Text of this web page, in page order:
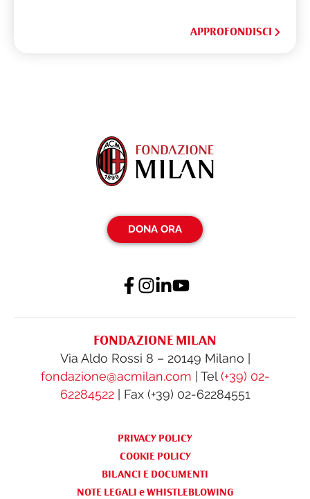
APPROFONDISCI
DONA ORA
FONDAZIONE MILAN
Via Aldo Rossi 8 – 20149 Milano |
fondazione@acmilan.com | Tel(+39) 02-
62284522| Fax (+39) 02-62284551
PRIVACY POLICY
COOKIE POLICY
BILANCI E DOCUMENTI
NOTE LEGALI e WHISTLEBLOWING